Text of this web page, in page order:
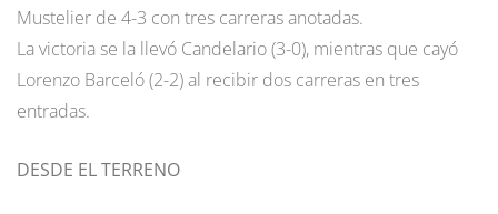
Mustelier de 4-3 con tres carreras anotadas.
La victoria se la llevó Candelario (3-0), mientras que cayó
Lorenzo Barceló (2-2) al recibir dos carreras en tres
entradas.
DESDE EL TERRENO